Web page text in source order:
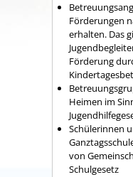
Förderungen
erhalten. Das
Förderung
Heimen im
Schülerinnen
von
Schulgesetz